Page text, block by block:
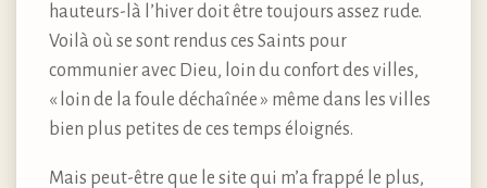
hauteurs-là l’hiver doit être toujours assez rude.
Voilà où se sont rendus ces Saints pour
communier avec Dieu, loin du confort des villes,
« loin de la foule déchaînée » même dans les villes
bien plus petites de ces temps éloignés.
Mais peut-être que le site qui m’a frappé le plus,